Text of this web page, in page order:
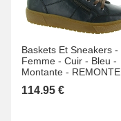
Baskets Et Sneakers -
Femme - Cuir - Bleu -
Montante - REMONTE
114.95 €